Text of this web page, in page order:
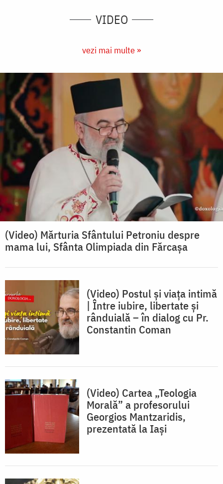
VIDEO
vezi mai multe »
(Video) Mărturia Sfântului Petroniu despre
mama lui, Sfânta Olimpiada din Fărcașa
(Video) Postul și viața intimă
| Între iubire, libertate și
rânduială – în dialog cu Pr.
Constantin Coman
(Video) Cartea „Teologia
Morală” a profesorului
Georgios Mantzaridis,
prezentată la Iași